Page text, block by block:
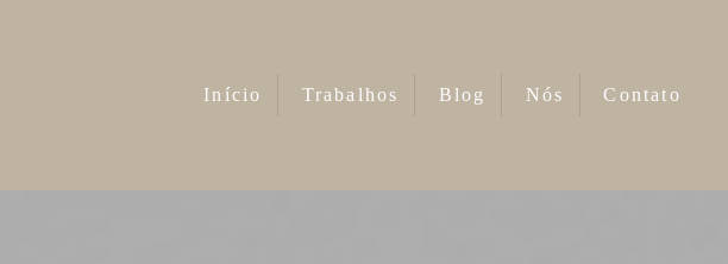
Início Trabalhos Blog Nós Contato